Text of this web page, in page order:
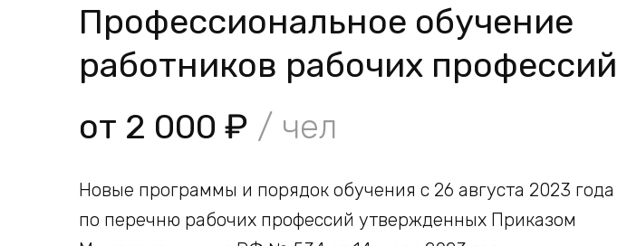
Профессиональное обучение
работников рабочих профессий
от 2 000 ₽ / чел
Новые программы и порядок обучения с 26 августа 2023 года
по перечню рабочих профессий утвержденных Приказом